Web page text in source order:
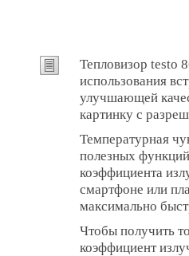
Тепловизор testo
использования
улучшающей
картинку с
Температурная
полезных
коэффициента
смартфоне или
максимально
Чтобы получить
коэффициент